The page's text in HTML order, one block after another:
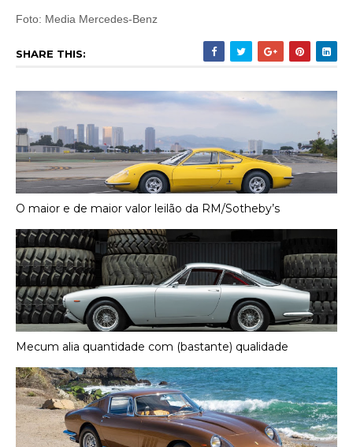
Foto: Media Mercedes-Benz
SHARE THIS:
O maior e de maior valor leilão da RM/Sotheby’s
Mecum alia quantidade com (bastante) qualidade